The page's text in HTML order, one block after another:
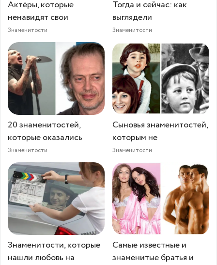
Актёры, которые
ненавидят свои
Знаменитости
Тогда и сейчас: как
выглядели
Знаменитости
20 знаменитостей,
которые оказались
Знаменитости
Сыновья знаменитостей,
которым не
Знаменитости
Знаменитости, которые
нашли любовь на
Самые известные и
знаменитые братья и